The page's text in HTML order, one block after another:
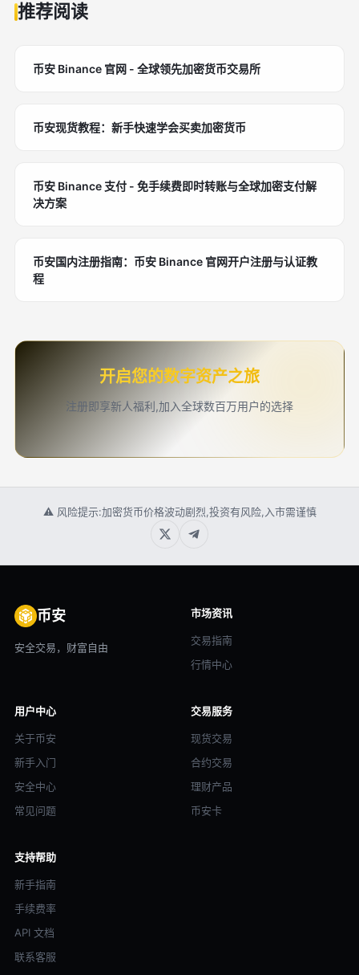
推荐阅读
币安 Binance 官网 - 全球领先加密货币交易所
币安现货教程：新手快速学会买卖加密货币
币安 Binance 支付 - 免手续费即时转账与全球加密支付解
决方案
币安国内注册指南：币安 Binance 官网开户注册与认证教
程
开启您的数字资产之旅
注册即享新人福利,加入全球数百万用户的选择
⚠ 风险提示:加密货币价格波动剧烈,投资有风险,入市需谨慎
币安
安全交易，财富自由
市场资讯
交易指南
行情中心
用户中心
关于币安
新手入门
安全中心
常见问题
交易服务
现货交易
合约交易
理财产品
币安卡
支持帮助
新手指南
手续费率
API 文档
联系客服